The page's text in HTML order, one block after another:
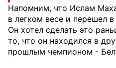
Напомним, что Ислам
в легком весе и перешел
Он хотел сделать это
то, что он находился в
прошлым чемпионом -